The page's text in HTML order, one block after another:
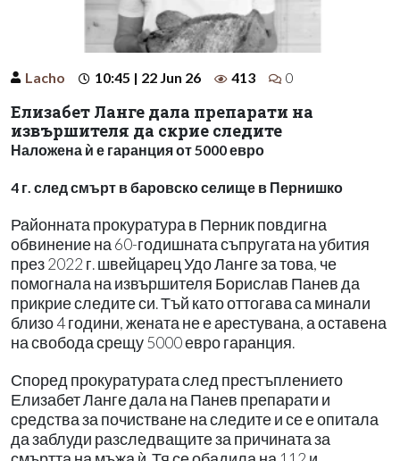
Lacho 10:45 | 22 Jun 26 413 0
Елизабет Ланге дала препарати на
извършителя да скрие следите
Наложена ѝ е гаранция от 5000 евро
4 г. след смърт в баровско селище в Пернишко
Районната прокуратура в Перник повдигна
обвинение на 60-годишната съпругата на убития
през 2022 г. швейцарец Удо Ланге за това, че
помогнала на извършителя Борислав Панев да
прикрие следите си. Тъй като оттогава са минали
близо 4 години, жената не е арестувана, а оставена
на свобода срещу 5000 евро гаранция.
Според прокуратурата след престъплението
Елизабет Ланге дала на Панев препарати и
средства за почистване на следите и се е опитала
да заблуди разследващите за причината за